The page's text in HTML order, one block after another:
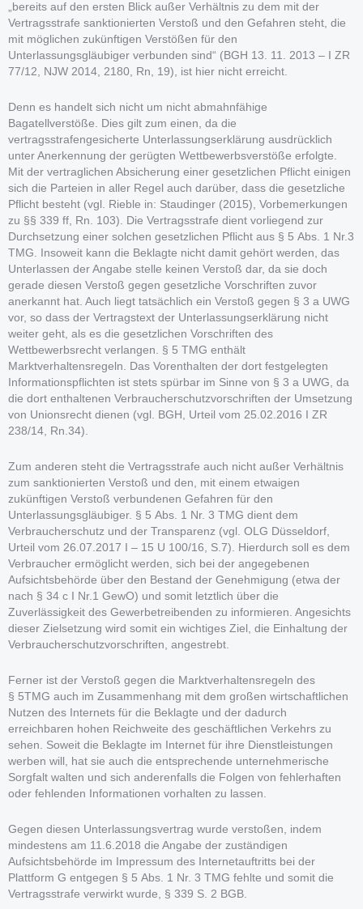
„bereits auf den ersten Blick außer Verhältnis zu dem mit der
Vertragsstrafe sanktionierten Verstoß und den Gefahren steht, die
mit möglichen zukünftigen Verstößen für den
Unterlassungsgläubiger verbunden sind“ (BGH 13. 11. 2013 – I ZR
77/12, NJW 2014, 2180, Rn, 19), ist hier nicht erreicht.
Denn es handelt sich nicht um nicht abmahnfähige
Bagatellverstöße. Dies gilt zum einen, da die
vertragsstrafengesicherte Unterlassungserklärung ausdrücklich
unter Anerkennung der gerügten Wettbewerbsverstöße erfolgte.
Mit der vertraglichen Absicherung einer gesetzlichen Pflicht einigen
sich die Parteien in aller Regel auch darüber, dass die gesetzliche
Pflicht besteht (vgl. Rieble in: Staudinger (2015), Vorbemerkungen
zu §§ 339 ff, Rn. 103). Die Vertragsstrafe dient vorliegend zur
Durchsetzung einer solchen gesetzlichen Pflicht aus § 5 Abs. 1 Nr.3
TMG. Insoweit kann die Beklagte nicht damit gehört werden, das
Unterlassen der Angabe stelle keinen Verstoß dar, da sie doch
gerade diesen Verstoß gegen gesetzliche Vorschriften zuvor
anerkannt hat. Auch liegt tatsächlich ein Verstoß gegen § 3 a UWG
vor, so dass der Vertragstext der Unterlassungserklärung nicht
weiter geht, als es die gesetzlichen Vorschriften des
Wettbewerbsrecht verlangen. § 5 TMG enthält
Marktverhaltensregeln. Das Vorenthalten der dort festgelegten
Informationspflichten ist stets spürbar im Sinne von § 3 a UWG, da
die dort enthaltenen Verbraucherschutzvorschriften der Umsetzung
von Unionsrecht dienen (vgl. BGH, Urteil vom 25.02.2016 I ZR
238/14, Rn.34).
Zum anderen steht die Vertragsstrafe auch nicht außer Verhältnis
zum sanktionierten Verstoß und den, mit einem etwaigen
zukünftigen Verstoß verbundenen Gefahren für den
Unterlassungsgläubiger. § 5 Abs. 1 Nr. 3 TMG dient dem
Verbraucherschutz und der Transparenz (vgl. OLG Düsseldorf,
Urteil vom 26.07.2017 I – 15 U 100/16, S.7). Hierdurch soll es dem
Verbraucher ermöglicht werden, sich bei der angegebenen
Aufsichtsbehörde über den Bestand der Genehmigung (etwa der
nach § 34 c I Nr.1 GewO) und somit letztlich über die
Zuverlässigkeit des Gewerbetreibenden zu informieren. Angesichts
dieser Zielsetzung wird somit ein wichtiges Ziel, die Einhaltung der
Verbraucherschutzvorschriften, angestrebt.
Ferner ist der Verstoß gegen die Marktverhaltensregeln des
§ 5TMG auch im Zusammenhang mit dem großen wirtschaftlichen
Nutzen des Internets für die Beklagte und der dadurch
erreichbaren hohen Reichweite des geschäftlichen Verkehrs zu
sehen. Soweit die Beklagte im Internet für ihre Dienstleistungen
werben will, hat sie auch die entsprechende unternehmerische
Sorgfalt walten und sich anderenfalls die Folgen von fehlerhaften
oder fehlenden Informationen vorhalten zu lassen.
Gegen diesen Unterlassungsvertrag wurde verstoßen, indem
mindestens am 11.6.2018 die Angabe der zuständigen
Aufsichtsbehörde im Impressum des Internetauftritts bei der
Plattform G entgegen § 5 Abs. 1 Nr. 3 TMG fehlte und somit die
Vertragsstrafe verwirkt wurde, § 339 S. 2 BGB.